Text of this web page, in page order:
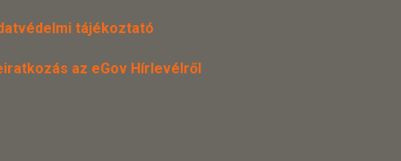
tájékoztató
az eGov Hírlevélről